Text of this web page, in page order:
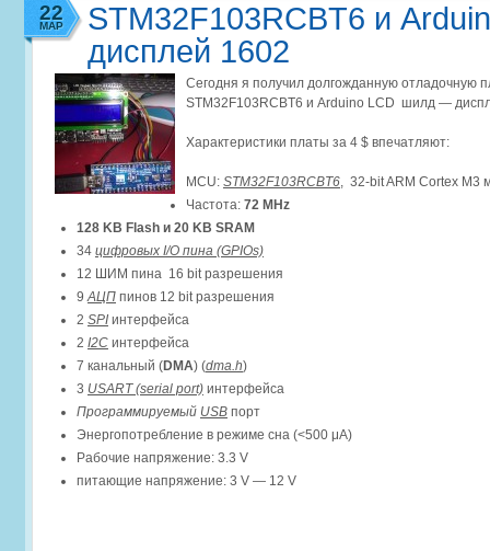
STM32F103RCBT6 и
дисплей 1602
Сегодня я получил долгожданную отладочную
STM32F103RCBT6 и Arduino LCD шилд —
Характеристики платы за 4 $ впечатляют:
MCU: STM32F103RCBT6, 32-bit ARM Cortex M3
Частота: 72 MHz
128 KB Flash и 20 KB SRAM
34 цифровых I/O пина (GPIOs)
12 ШИМ пина 16 bit разрешения
9АЦП пинов 12 bit разрешения
2 SPI интерфейса
2 I2C интерфейса
7 канальный (DMA) (dma.h)
3 USART (serial port) интерфейса
Программируемый USB порт
Энергопотребление в режиме сна (<500 μA)
Рабочие напряжение: 3.3 V
питающие напряжение: 3 V — 12 V
22
МАР